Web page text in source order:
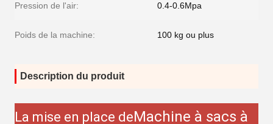
Pression de l'air: 0.4-0.6Mpa
Poids de la machine: 100 kg ou plus
Description du produit
La mise en place deMachine à sacs à